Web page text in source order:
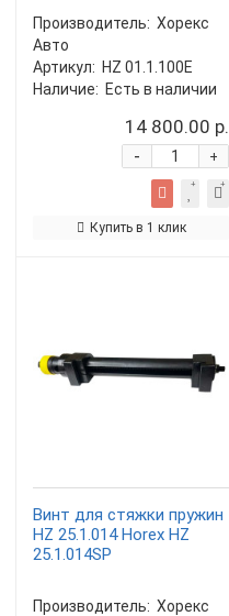
Производитель: Хорекс
Авто
Артикул: HZ 01.1.100E
Наличие: Есть в наличии
14 800.00 р.
+
-
Купить в 1 клик
Винт для стяжки пружин
HZ 25.1.014 Horex HZ
25.1.014SP
Производитель: Хорекс